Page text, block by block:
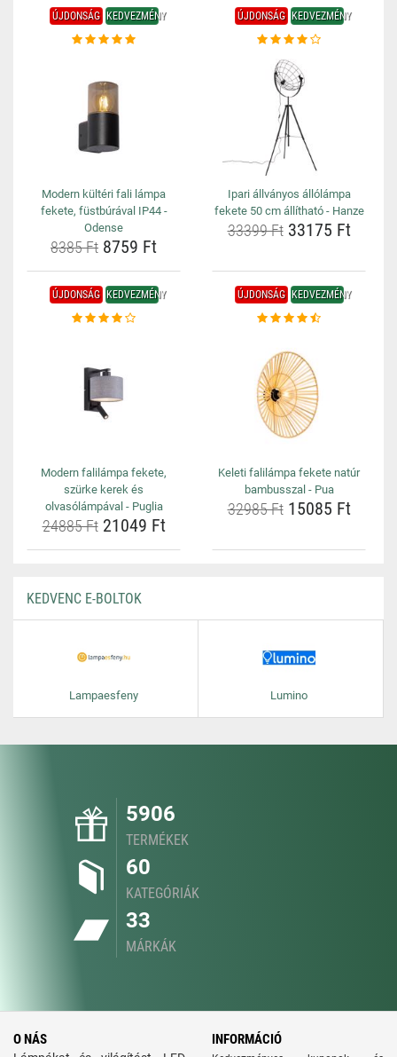
ÚJDONSÁG KEDVEZMÉNY
Modern kültéri fali lámpa
fekete, füstbúrával IP44 -
Odense
8385 Ft 8759 Ft
ÚJDONSÁG KEDVEZMÉNY
Ipari állványos állólámpa
fekete 50 cm állítható - Hanze
33399 Ft33175 Ft
ÚJDONSÁG KEDVEZMÉNY
Modern falilámpa fekete,
szürke kerek és
olvasólámpával - Puglia
24885 Ft21049 Ft
ÚJDONSÁG KEDVEZMÉNY
Keleti falilámpa fekete natúr
bambusszal - Pua
32985 Ft15085 Ft
KEDVENC E-BOLTOK
Lampaesfeny Lumino
5906
TERMÉKEK
60
KATEGÓRIÁK
33
MÁRKÁK
O NÁS INFORMÁCIÓ